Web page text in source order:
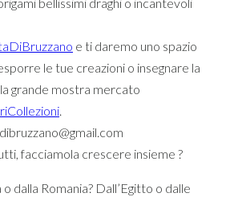
bellissimi draghi o incantevoli
e ti daremo uno spazio
le tue creazioni o insegnare la
grande mostra mercato
.
facciamola crescere insieme ?
o dalla Romania? Dall’Egitto o dalle